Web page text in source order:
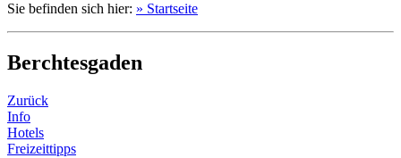
Sie befinden sich hier: » Startseite
Berchtesgaden
Zurück
Info
Hotels
Freizeittipps